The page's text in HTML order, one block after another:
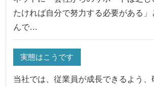
たければ自分で努力する必要がある」
んで…
実態はこうです
当社では、従業員が成長できるよう